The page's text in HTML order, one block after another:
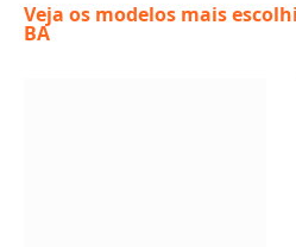
Veja os modelos mais
BA